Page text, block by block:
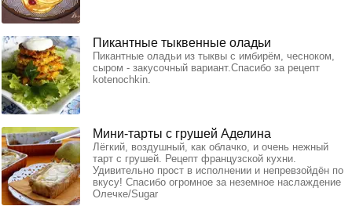
Пикантные тыквенные оладьи
Пикантные оладьи из тыквы с имбирём, чесноком,
сыром - закусочный вариант.Спасибо за рецепт
kotenochkin.
Мини-тарты с грушей Аделина
Лёгкий, воздушный, как облачко, и очень нежный
тарт с грушей. Рецепт французской кухни.
Удивительно прост в исполнении и непревзойдён по
вкусу! Спасибо огромное за неземное наслаждение
Олечке/Sugar